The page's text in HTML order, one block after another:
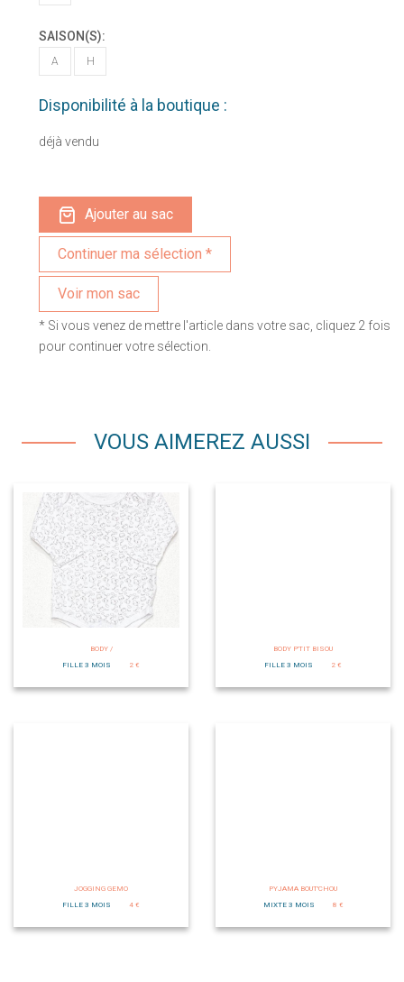
SAISON(S):
A H
Disponibilité à la boutique :
déjà vendu
Ajouter au sac
Voir mon sac
* Si vous venez de mettre l'article dans votre sac, cliquez 2 fois
pour continuer votre sélection.
VOUS AIMEREZ AUSSI
BODY /
FILLE 3 MOIS
2 €
BODY P'TIT BISOU
FILLE 3 MOIS
2 €
JOGGING GEMO
FILLE 3 MOIS
4 €
PYJAMA BOUT'CHOU
MIXTE 3 MOIS
8 €